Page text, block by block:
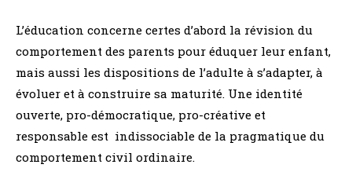
L’éducation concerne certes d’abord la révision du
comportement des parents pour éduquer leur enfant,
mais aussi les dispositions de l’adulte à s’adapter, à
évoluer et à construire sa maturité. Une identité
ouverte, pro-démocratique, pro-créative et
responsable est indissociable de la pragmatique du
comportement civil ordinaire.